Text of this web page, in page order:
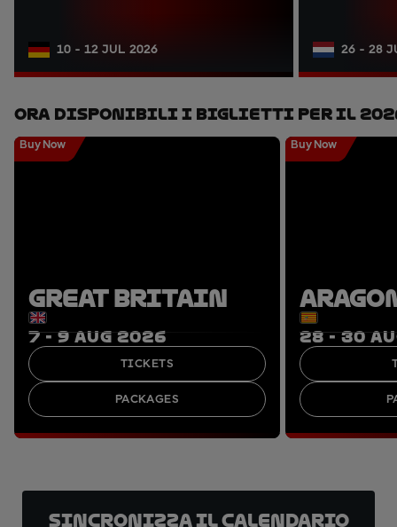
10 - 12 JUL 2026 26 - 28
Ora Disponibili I Biglietti Per Il
Buy Now
GREAT BRITAIN
7 - 9 AUG 2026
TICKETS
PACKAGES
Buy Now
28 - 30
Sincronizza il calendario